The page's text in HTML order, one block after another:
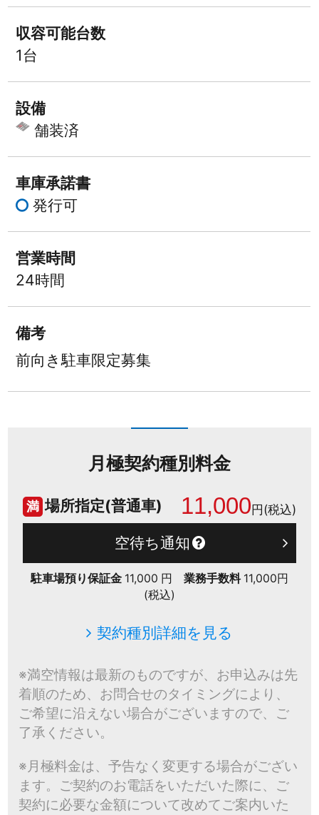
収容可能台数
1台
設備
舗装済
車庫承諾書
発行可
営業時間
24時間
備考
前向き駐車限定募集
月極契約種別料金
満 場所指定(普通車) 11,000円(税込)
空待ち通知
駐車場預り保証金 11,000 円 業務手数料 11,000円
(税込)
契約種別詳細を見る
※満空情報は最新のものですが、お申込みは先
着順のため、お問合せのタイミングにより、
ご希望に沿えない場合がございますので、ご
了承ください。
※月極料金は、予告なく変更する場合がござい
ます。ご契約のお電話をいただいた際に、ご
契約に必要な金額について改めてご案内いた